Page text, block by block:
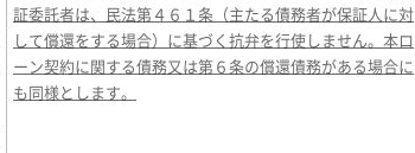
証委託者は、民法第４６１条（主たる債務者が保証人に対
して償還をする場合）に基づく抗弁を行使しません。本ロ
ーン契約に関する債務又は第６条の償還債務がある場合に
も同様とします。